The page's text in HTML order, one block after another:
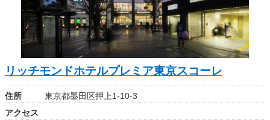
リッチモンドホテルプレミア東京スコーレ
住所
東京都墨田区押上1-10-3
アクセス